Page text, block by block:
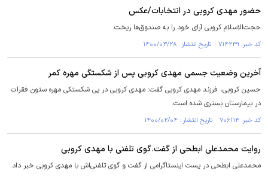
حضور مهدی کروبی در انتخابات/عکس
حجت‌الاسلام کروبی آرای خود را به صندوق‌ها ریخت.
کد خبر: ۷۱۴۲۳۹ تاریخ انتشار : ۱۴۰۰/۰۳/۲۸
آخرین وضعیت جسمی مهدی کروبی پس از شکستگی مهره کمر
حسین کروبی، فرزند مهدی کروبی گفت: مهدی کروبی در پی شکستکی مهره ستون فقرات
در بیمارستان بستری شده است.
کد خبر: ۷۰۶۱۱۴ تاریخ انتشار : ۱۴۰۰/۰۲/۰۴
روایت محمدعلی ابطحی از گفت‌.گوی تلفنی با مهدی کروبی
محمدعلی ابطحی در پست اینستاگرامی از گفت و گوی تلفنی‌اش با مهدی کروبی خبر داد.